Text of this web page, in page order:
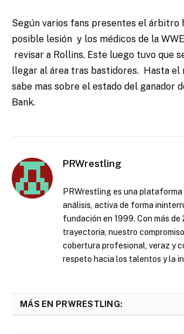
Según varios fans presentes el árbitro
posible lesión y los médicos de la
revisar a Rollins. Este luego tuvo que
llegar al área tras bastidores. Hasta el
sabe mas sobre el estado del ganador
Bank.
PRWrestling
PRWrestling es una
análisis, activa de forma
fundación en 1999. Con más de
trayectoria, nuestro
cobertura profesional, veraz y
respeto hacia los talentos y la
MÁS EN PRWRESTLING: